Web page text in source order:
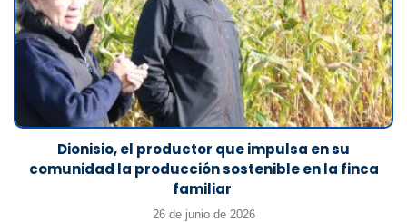
Dionisio, el productor que impulsa en su
comunidad la producción sostenible en la finca
familiar
26 de junio de 2026